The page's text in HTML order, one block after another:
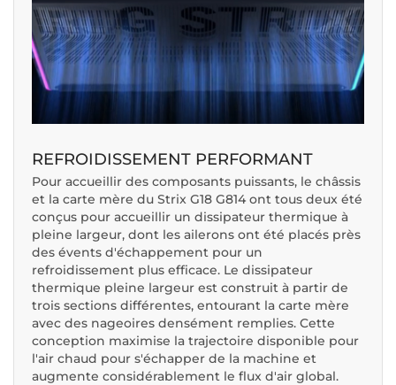
REFROIDISSEMENT PERFORMANT
Pour accueillir des composants puissants, le châssis
et la carte mère du Strix G18 G814 ont tous deux été
conçus pour accueillir un dissipateur thermique à
pleine largeur, dont les ailerons ont été placés près
des évents d'échappement pour un
refroidissement plus efficace. Le dissipateur
thermique pleine largeur est construit à partir de
trois sections différentes, entourant la carte mère
avec des nageoires densément remplies. Cette
conception maximise la trajectoire disponible pour
l'air chaud pour s'échapper de la machine et
augmente considérablement le flux d'air global.